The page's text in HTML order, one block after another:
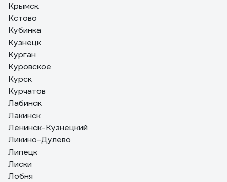
Крымск
Кстово
Кубинка
Кузнецк
Курган
Куровское
Курск
Курчатов
Лабинск
Лакинск
Ленинск-Кузнецкий
Ликино-Дулево
Липецк
Лиски
Лобня